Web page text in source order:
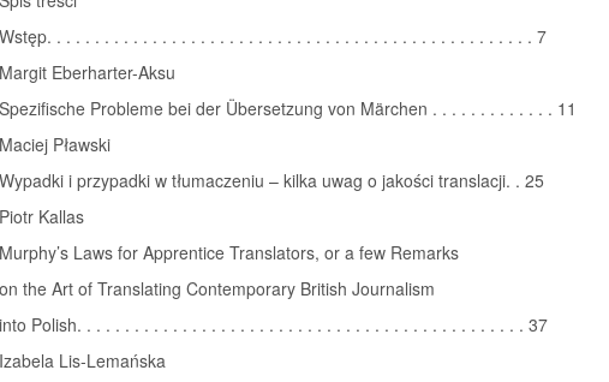
Wstęp. . . . . . . . . . . . . . . . . . . . . . . . . . . . . . . . . . . . . . . . . . . . . . . . . . . 7
Margit Eberharter-Aksu
Spezifische Probleme bei der Übersetzung von Märchen . . . . . . . . . . . . . 11
Maciej Pławski
Wypadki i przypadki w tłumaczeniu – kilka uwag o jakości translacji. . 25
Piotr Kallas
Murphy’s Laws for Apprentice Translators, or a few Remarks
on the Art of Translating Contemporary British Journalism
into Polish. . . . . . . . . . . . . . . . . . . . . . . . . . . . . . . . . . . . . . . . . . . . . . . 37
Izabela Lis-Lemańska